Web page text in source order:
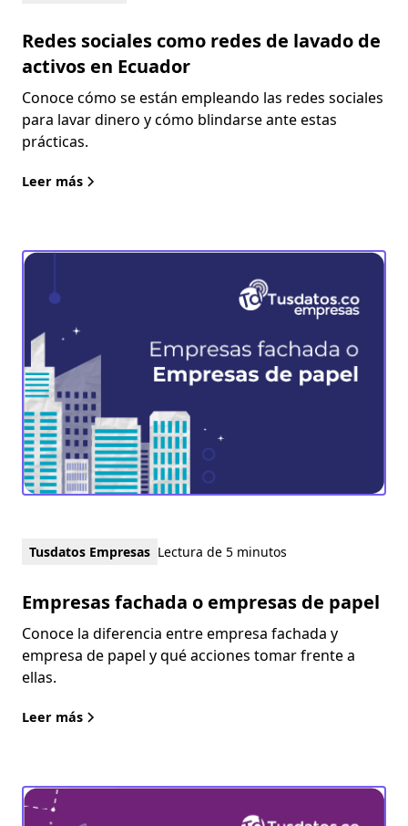
Redes sociales como redes de lavado de
activos en Ecuador
Conoce cómo se están empleando las redes sociales
para lavar dinero y cómo blindarse ante estas
prácticas.
Leer más
Tusdatos Empresas Lectura de 5 minutos
Empresas fachada o empresas de papel
Conoce la diferencia entre empresa fachada y
empresa de papel y qué acciones tomar frente a
ellas.
Leer más